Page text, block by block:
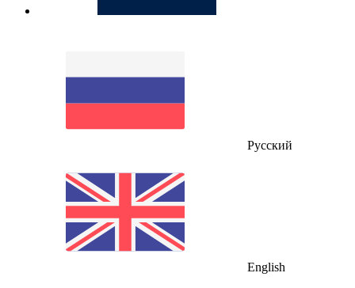
Русский
English